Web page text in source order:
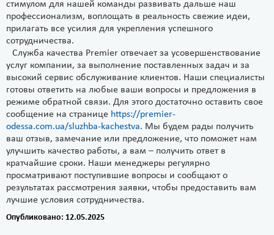
стимулом для нашей команды развивать дальше наш
профессионализм, воплощать в реальность свежие идеи,
прилагать все усилия для укрепления успешного
сотрудничества.
Служба качества Premier отвечает за усовершенствование
услуг компании, за выполнение поставленных задач и за
высокий сервис обслуживание клиентов. Наши специалисты
готовы ответить на любые ваши вопросы и предложения в
режиме обратной связи. Для этого достаточно оставить свое
сообщение на странице https://premier-
odessa.com.ua/sluzhba-kachestva. Мы будем рады получить
ваш отзыв, замечание или предложение, что поможет нам
улучшить качество работы, а вам – получить ответ в
кратчайшие сроки. Наши менеджеры регулярно
просматривают поступившие вопросы и сообщают о
результатах рассмотрения заявки, чтобы предоставить вам
лучшие условия сотрудничества.
Опубликовано: 12.05.2025